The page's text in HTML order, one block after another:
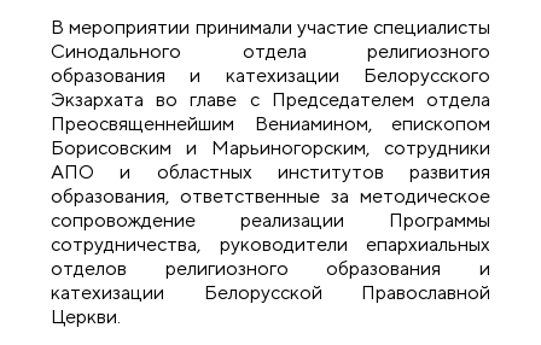
В мероприятии принимали участие специалисты
Синодального отдела религиозного
образования и катехизации Белорусского
Экзархата во главе с Председателем отдела
Преосвященнейшим Вениамином, епископом
Борисовским и Марьиногорским, сотрудники
АПО и областных институтов развития
образования, ответственные за методическое
сопровождение реализации Программы
сотрудничества, руководители епархиальных
отделов религиозного образования и
катехизации Белорусской Православной
Церкви.